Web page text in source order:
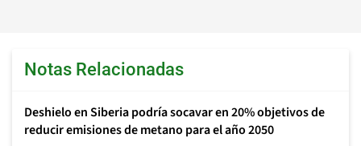
Notas Relacionadas
Deshielo en Siberia podría socavar en 20% objetivos de
reducir emisiones de metano para el año 2050